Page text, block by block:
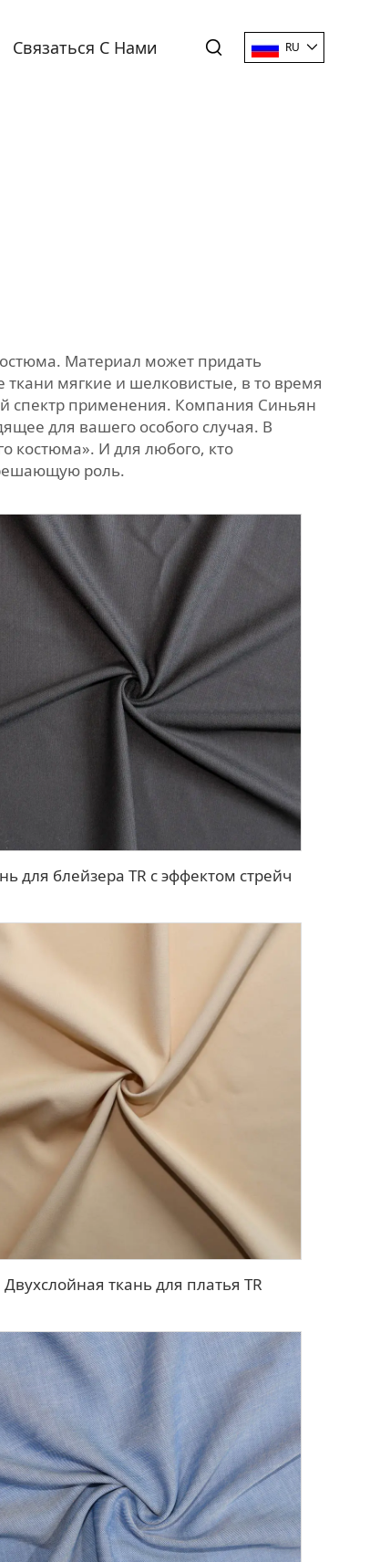
Связаться С Нами RU
Материал может придать
мягкие и шелковистые, в то время
спектр применения. Компания Синьян
для вашего особого случая. В
костюма». И для любого, кто
роль.
для блейзера TR с эффектом стрейч
Двухслойная ткань для платья TR